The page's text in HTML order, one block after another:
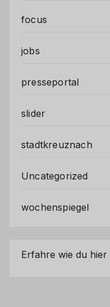
focus
jobs
presseportal
slider
stadtkreuznach
Uncategorized
wochenspiegel
Erfahre wie du